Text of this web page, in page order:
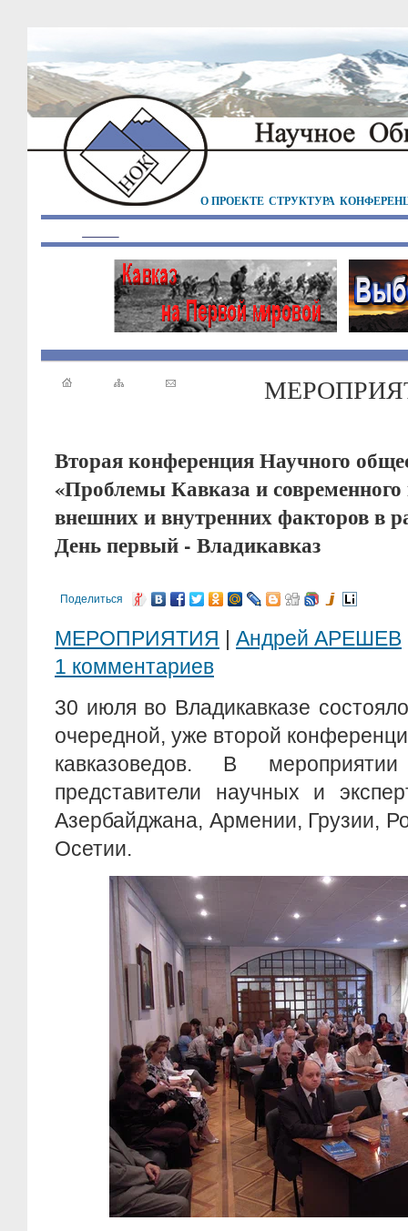
О ПРОЕКТЕ СТРУКТУРА
Вторая конференция Научного
«Проблемы Кавказа и современного
внешних и внутренних факторов в
День первый - Владикавказ
Поделиться
МЕРОПРИЯТИЯ | Андрей АРЕШЕВ
1 комментариев
30 июля во Владикавказе
очередной, уже второй
кавказоведов. В
представители научных и
Азербайджана, Армении, Грузии,
Осетии.